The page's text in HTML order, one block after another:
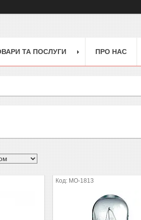
ТА ПОСЛУГИ ПРО НАС
MO-1813